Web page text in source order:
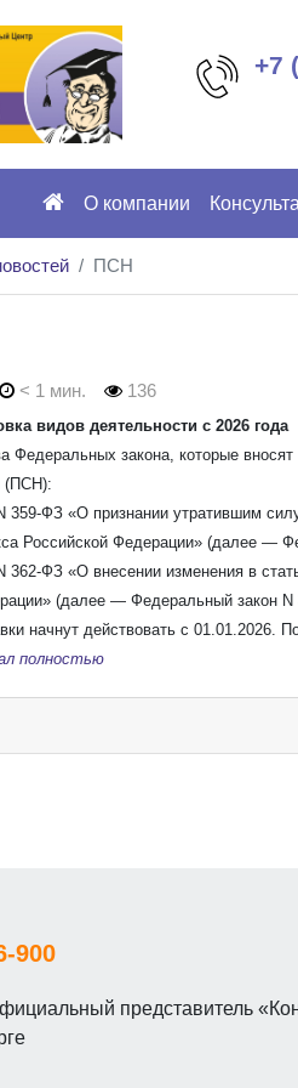
+7
О компании
ПСН
< 1 мин. 136
видов деятельности с 2026 года
Федеральных закона, которые
(ПСН):
ФЗ «О признании утратившим
Российской Федерации» (далее —
ФЗ «О внесении изменения в
(далее — Федеральный закон N
начнут действовать с 01.01.2026.
полностью
по записям
900
представитель